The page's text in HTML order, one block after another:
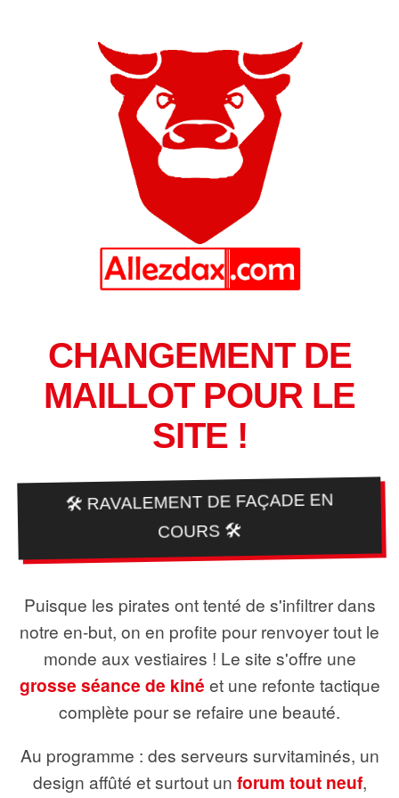
CHANGEMENT DE
MAILLOT POUR LE
SITE !
🛠️ RAVALEMENT DE FAÇADE EN
COURS 🛠️
Puisque les pirates ont tenté de s'infiltrer dans
notre en-but, on en profite pour renvoyer tout le
monde aux vestiaires ! Le site s'offre une
grosse séance de kiné et une refonte tactique
complète pour se refaire une beauté.
Au programme : des serveurs survitaminés, un
design affûté et surtout un forum tout neuf,